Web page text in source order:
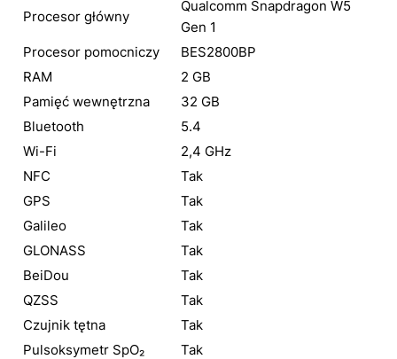
Procesor główny
Qualcomm Snapdragon W5
Gen 1
Procesor pomocniczy
BES2800BP
RAM
2 GB
Pamięć wewnętrzna
32 GB
Bluetooth
5.4
Wi-Fi
2,4 GHz
NFC
Tak
GPS
Tak
Galileo
Tak
GLONASS
Tak
BeiDou
Tak
QZSS
Tak
Czujnik tętna
Tak
Pulsoksymetr SpO₂
Tak